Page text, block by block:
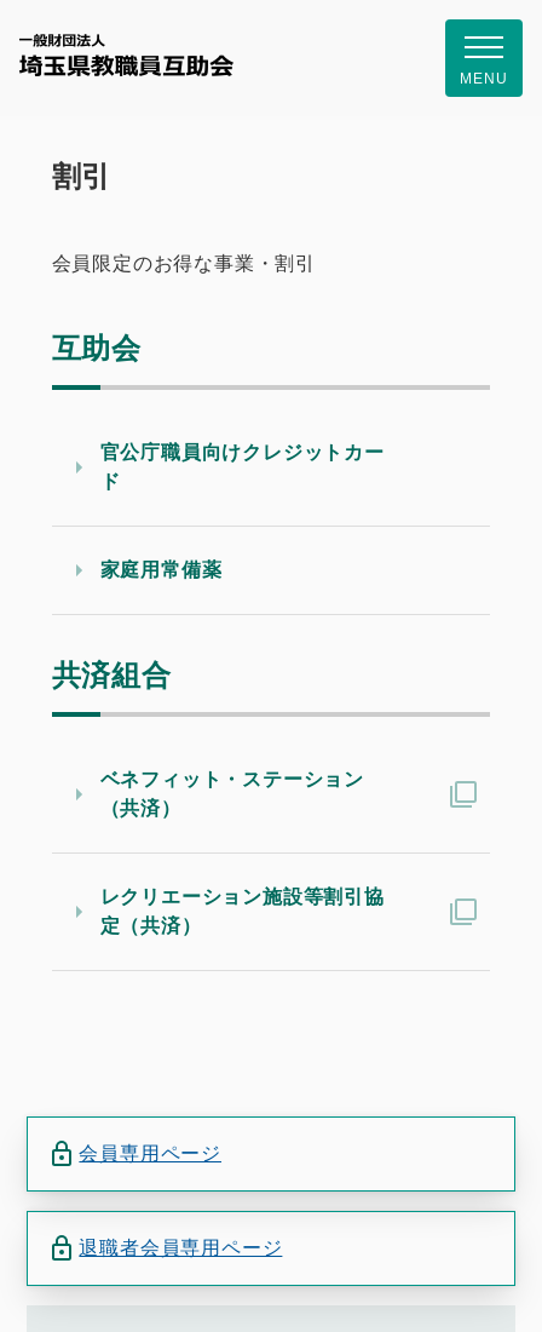
一般財団
MENU
割引
会員限定のお得な事業・割引
互助会
官公庁職員向けクレジットカー
ド
家庭用常備薬
共済組合
ベネフィット・ステーション
（共済）
レクリエーション施設等割引協
定（共済）
会員専用ページ
退職者会員専用ページ